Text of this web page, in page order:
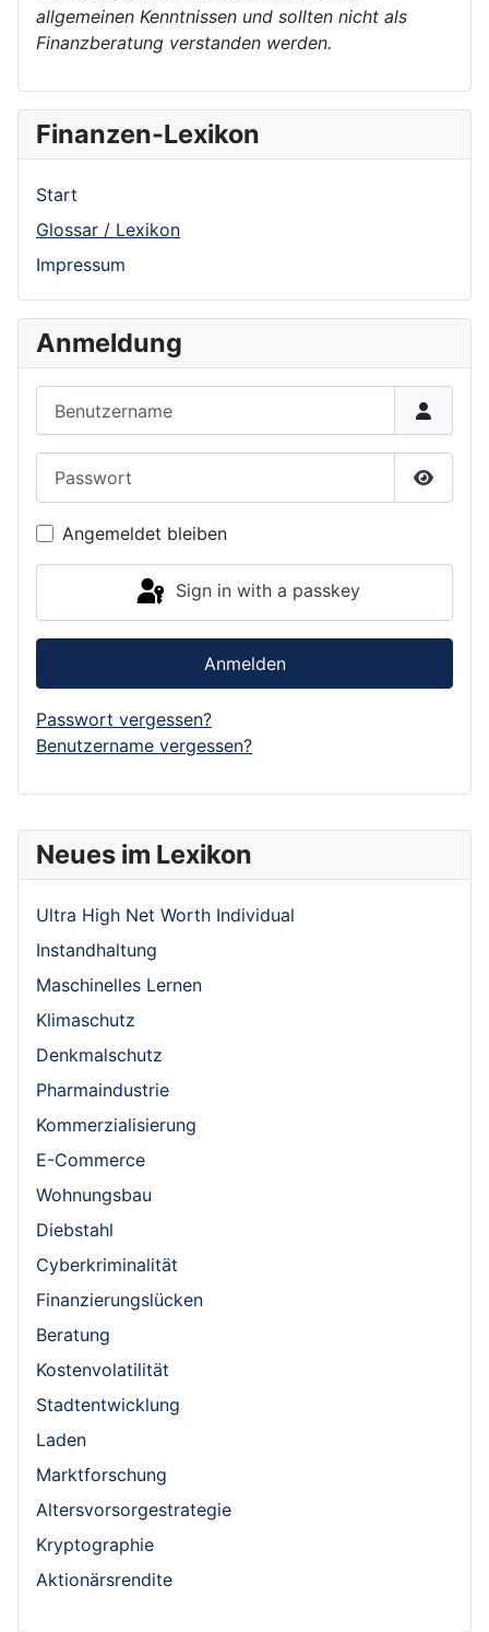
Neues im Lexikon
Ultra High Net Worth Individual
Instandhaltung
Maschinelles Lernen
Klimaschutz
Denkmalschutz
Pharmaindustrie
Kommerzialisierung
E-Commerce
Wohnungsbau
Diebstahl
Cyberkriminalität
Finanzierungslücken
Beratung
Kostenvolatilität
Stadtentwicklung
Laden
Marktforschung
Altersvorsorgestrategie
Kryptographie
Aktionärsrendite
allgemeinen Kenntnissen und sollten nicht als
Finanzberatung verstanden werden.
Finanzen-Lexikon
Start
Glossar / Lexikon
Impressum
Anmeldung
Show
Angemeldet bleiben
Sign in with a passkey
Anmelden
Passwort vergessen?
Benutzername vergessen?